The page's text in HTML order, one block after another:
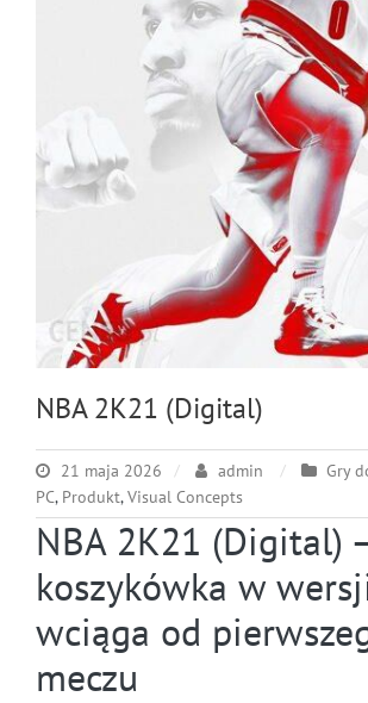
NBA 2K21 (Digital)
21 maja 2026 admin
Gry
PC, Produkt,Visual Concepts
NBA 2K21 (Digital)
koszykówka w
wciąga od
meczu